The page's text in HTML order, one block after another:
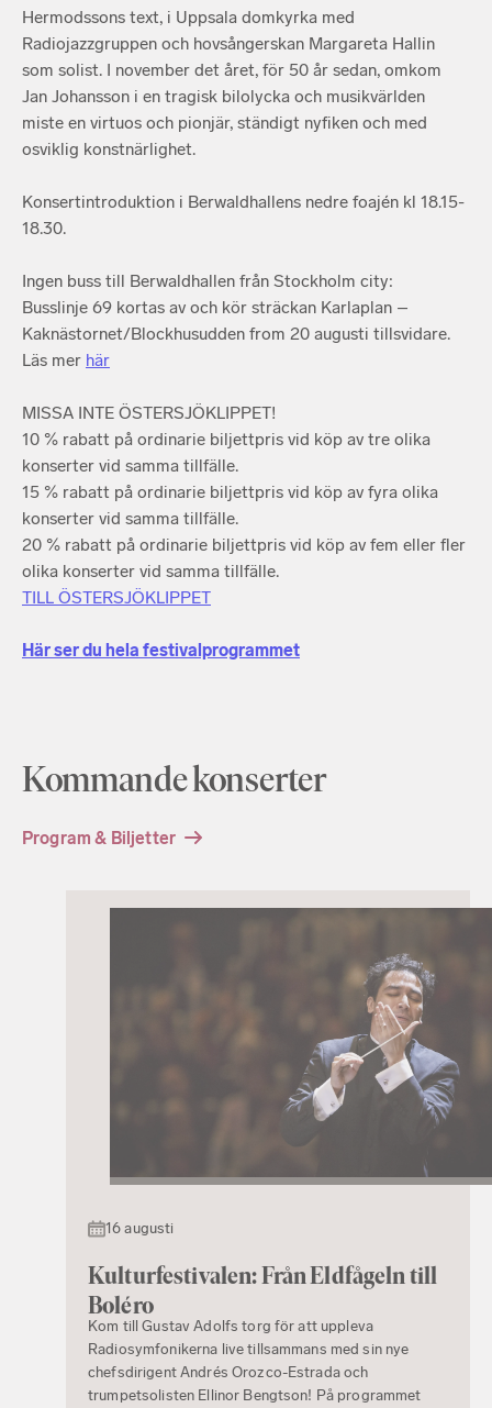
Hermodssons text, i Uppsala domkyrka med
Radiojazzgruppen och hovsångerskan Margareta Hallin
som solist. I november det året, för 50 år sedan, omkom
Jan Johansson i en tragisk bilolycka och musikvärlden
miste en virtuos och pionjär, ständigt nyfiken och med
osviklig konstnärlighet.
Konsertintroduktion i Berwaldhallens nedre foajén kl 18.15-
18.30.
Ingen buss till Berwaldhallen från Stockholm city:
Busslinje 69 kortas av och kör sträckan Karlaplan –
Kaknästornet/Blockhusudden from 20 augusti tillsvidare.
Läs mer här
MISSA INTE ÖSTERSJÖKLIPPET!
10 % rabatt på ordinarie biljettpris vid köp av tre olika
konserter vid samma tillfälle.
15 % rabatt på ordinarie biljettpris vid köp av fyra olika
konserter vid samma tillfälle.
20 % rabatt på ordinarie biljettpris vid köp av fem eller fler
olika konserter vid samma tillfälle.
TILL ÖSTERSJÖKLIPPET
Här ser du hela festivalprogrammet
Kommande konserter
Program & Biljetter
16 augusti
Kulturfestivalen: Från Eldfågeln till
Boléro
Kom till Gustav Adolfs torg för att uppleva
Radiosymfonikerna live tillsammans med sin nye
chefsdirigent Andrés Orozco-Estrada och
trumpetsolisten Ellinor Bengtson! På programmet